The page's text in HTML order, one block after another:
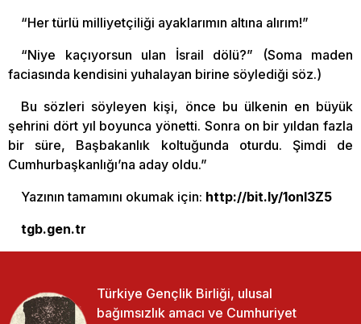
“Her türlü milliyetçiliği ayaklarımın altına alırım!”
“Niye kaçıyorsun ulan İsrail dölü?” (Soma maden
faciasında kendisini yuhalayan birine söylediği söz.)
Bu sözleri söyleyen kişi, önce bu ülkenin en büyük
şehrini dört yıl boyunca yönetti. Sonra on bir yıldan fazla
bir süre, Başbakanlık koltuğunda oturdu. Şimdi de
Cumhurbaşkanlığı’na aday oldu.”
Yazının tamamını okumak için: http://bit.ly/1onl3Z5
tgb.gen.tr
Türkiye Gençlik Birliği, ulusal
bağımsızlık amacı ve Cumhuriyet